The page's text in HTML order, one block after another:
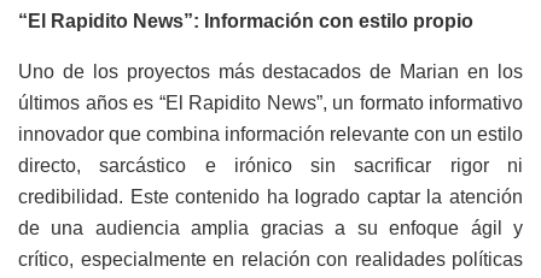
“El Rapidito News”: Información con estilo propio
Uno de los proyectos más destacados de Marian en los
últimos años es “El Rapidito News”, un formato informativo
innovador que combina información relevante con un estilo
directo, sarcástico e irónico sin sacrificar rigor ni
credibilidad. Este contenido ha logrado captar la atención
de una audiencia amplia gracias a su enfoque ágil y
crítico, especialmente en relación con realidades políticas